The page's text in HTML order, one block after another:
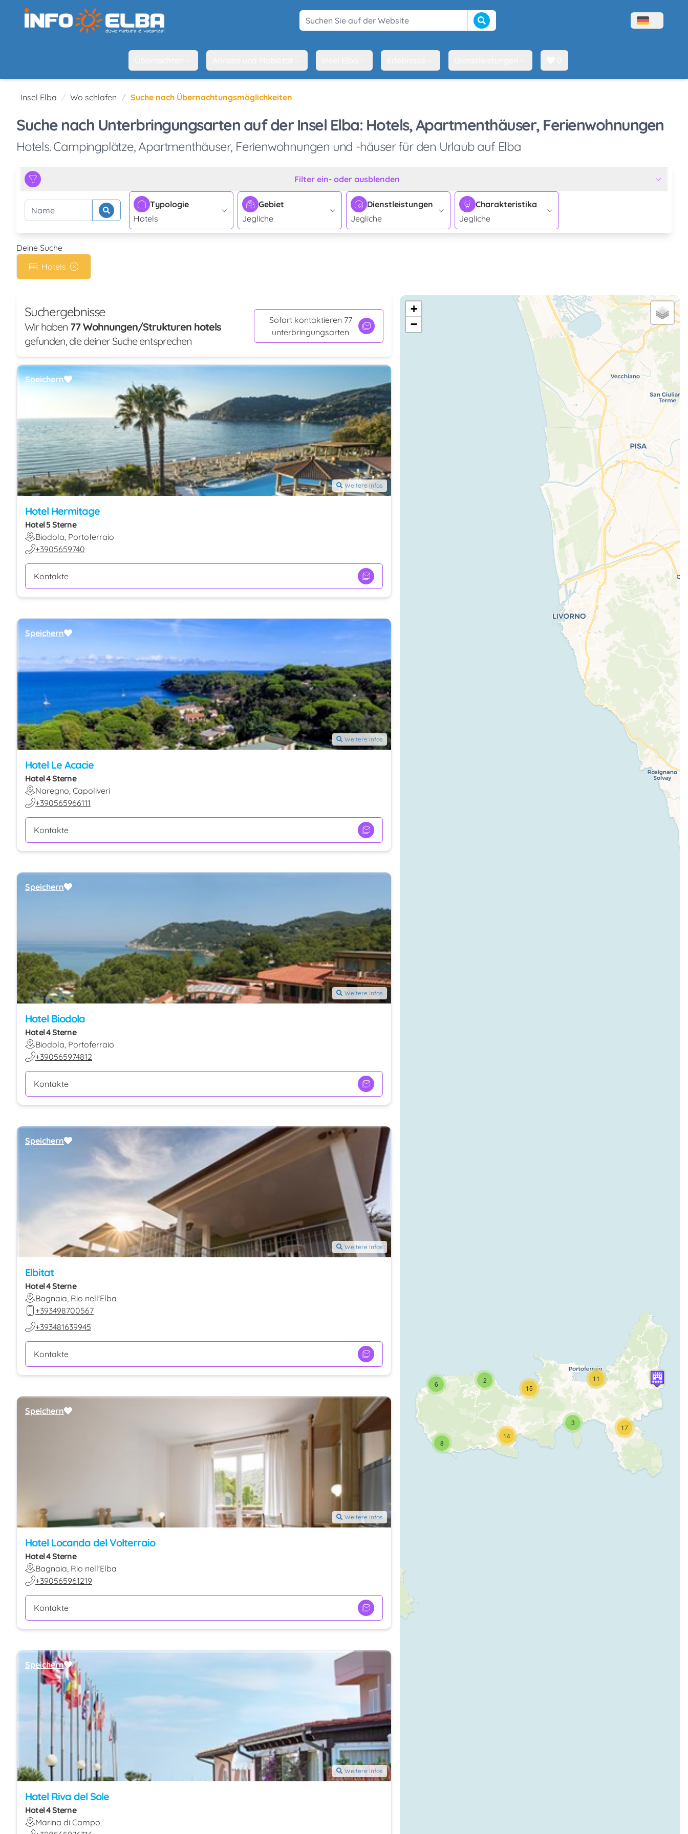
Suchen Sie auf der Website Suche beginnen Menù lingue
Insel Elba Wo schlafen Suche nach Übernachtungsmöglichkeiten
Suche nach Unterbringungsarten auf der Insel Elba: Hotels, Apartmenthäuser, Ferienwohnungen
Hotels. Campingplätze, Apartmenthäuser, Ferienwohnungen und -häuser für den Urlaub auf Elba
Filter ein- oder ausblenden
Name Suche beginnen
Typologie
Hotels
Gebiet
Jegliche
Dienstleistungen
Jegliche
Charakteristika
Jegliche
Deine Suche
Hotels
Suchergebnisse
Wir haben 77 Wohnungen/Strukturen hotels
gefunden, die deiner Suche entsprechen
Sofort kontaktieren 77
unterbringungsarten
Weitere Infos
Hotel Hermitage
Hotel 5 Sterne
Biodola, Portoferraio
+3905659740
Kontakte
Speichern
Weitere Infos
Hotel Le Acacie
Hotel 4 Sterne
Naregno, Capoliveri
+390565966111
Kontakte
Speichern
Weitere Infos
Hotel Biodola
Hotel 4 Sterne
Biodola, Portoferraio
+390565974812
Kontakte
Speichern
Weitere Infos
Elbitat
Hotel 4 Sterne
Bagnaia, Rio nell'Elba
+393498700567
+393481639945
Kontakte
Speichern
Weitere Infos
Hotel Locanda del Volterraio
Hotel 4 Sterne
Bagnaia, Rio nell'Elba
+390565961219
Kontakte
Speichern
Weitere Infos
Hotel Riva del Sole
Hotel 4 Sterne
Marina di Campo
Speichern
2
8
6
17
3
14
11
15
+
−